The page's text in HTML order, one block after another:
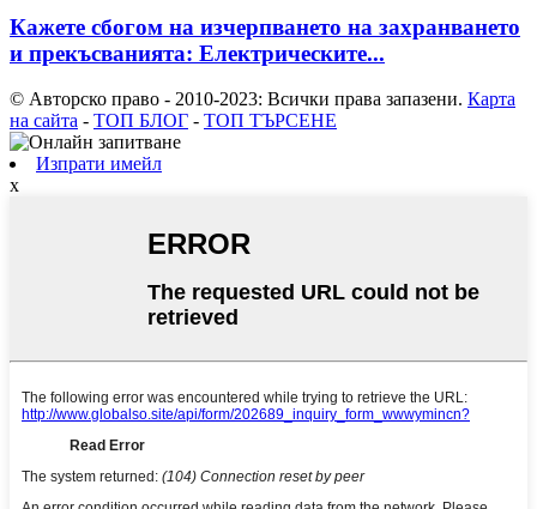
Кажете сбогом на изчерпването на захранването
и прекъсванията: Електрическите...
© Авторско право - 2010-2023: Всички права запазени. Карта
на сайта - ТОП БЛОГ - ТОП ТЪРСЕНЕ
Изпрати имейл
x